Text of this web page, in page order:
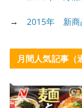
→ 2015年 新商
月間人気記事（